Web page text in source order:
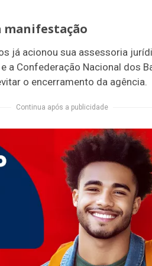
manifestação
já acionou sua assessoria
a Confederação Nacional dos
o encerramento da agência.
Continua após a publicidade